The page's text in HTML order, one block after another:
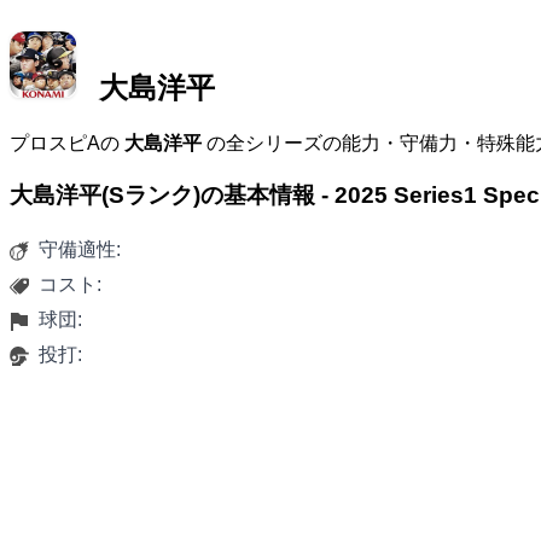
大島洋平
プロスピAの 大島洋平 の全シリーズの能力・守備力・特殊
大島洋平(Sランク)の基本情報 - 2025 Series1
守備適性:
コスト:
球団:
投打: